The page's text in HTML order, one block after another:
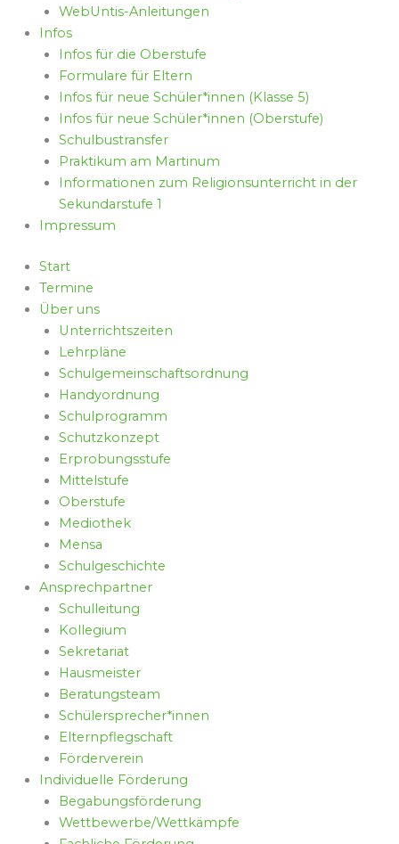
WebUntis-Anleitungen
Infos
Infos für die Oberstufe
Formulare für Eltern
Infos für neue Schüler*innen (Klasse 5)
Infos für neue Schüler*innen (Oberstufe)
Schulbustransfer
Praktikum am Martinum
Informationen zum Religionsunterricht in der
Sekundarstufe 1
Impressum
Start
Termine
Über uns
Unterrichtszeiten
Lehrpläne
Schulgemeinschaftsordnung
Handyordnung
Schulprogramm
Schutzkonzept
Erprobungsstufe
Mittelstufe
Oberstufe
Mediothek
Mensa
Schulgeschichte
Ansprechpartner
Schulleitung
Kollegium
Sekretariat
Hausmeister
Beratungsteam
Schülersprecher*innen
Elternpflegschaft
Förderverein
Individuelle Förderung
Begabungsförderung
Wettbewerbe/Wettkämpfe